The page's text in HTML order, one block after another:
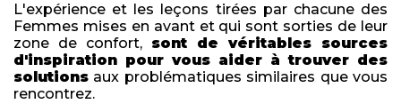
L'expérience et les leçons tirées par chacune des
Femmes mises en avant et qui sont sorties de leur
zone de confort, sont de véritables sources
d'inspiration pour vous aider à trouver des
solutions aux problématiques similaires que vous
rencontrez.